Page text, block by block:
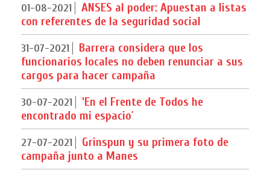
01-08-2021
ANSES al poder: Apuestan a listas
con referentes de la seguridad social
31-07-2021
Barrera considera que los
funcionarios locales no deben renunciar a sus
cargos para hacer campaña
30-07-2021
'En el Frente de Todos he
encontrado mi espacio´
27-07-2021
Grinspun y su primera foto de
campaña junto a Manes